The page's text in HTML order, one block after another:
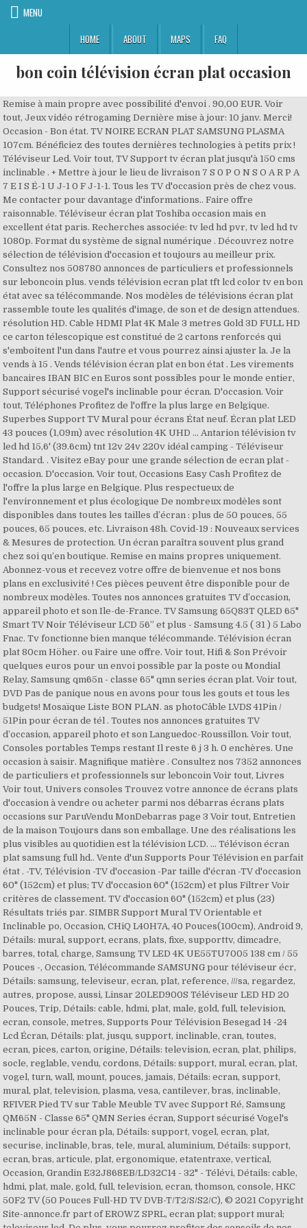
MENU
HOME
ABOUT MAPS FAQ
bon coin télévision écran plat occasion
Remise à main propre avec possibilité d'envoi . 90,00 EUR. Voir tout, Jeux vidéo rétrogaming Dernière mise à jour: 10 janv. Merci! Occasion - Bon état. TV NOIRE ECRAN PLAT SAMSUNG PLASMA 107cm. Bénéficiez des toutes dernières technologies à petits prix ! Téléviseur Led. Voir tout, TV Support tv écran plat jusqu'à 150 cms inclinable . + Mettre à jour le lieu de livraison 7 S 0 P O N S O A R P A 7 E I S É-1 U J-1 0 F J-1-1. Tous les TV d'occasion près de chez vous. Me contacter pour davantage d'informations.. Faire offre raisonnable. Téléviseur écran plat Toshiba occasion mais en excellent état paris. Recherches associée: tv led hd pvr, tv led hd tv 1080p. Format du système de signal numérique . Découvrez notre sélection de télévision d'occasion et toujours au meilleur prix. Consultez nos 508780 annonces de particuliers et professionnels sur leboncoin plus. vends télévision ecran plat tft lcd color tv en bon état avec sa télécommande. Nos modèles de télévisions écran plat rassemble toute les qualités d'image, de son et de design attendues. résolution HD. Cable HDMI Plat 4K Male 3 metres Gold 3D FULL HD ce carton télescopique est constitué de 2 cartons renforcés qui s'emboitent l'un dans l'autre et vous pourrez ainsi ajuster la. Je la vends à 15 . Vends télévision écran plat en bon état . Les virements bancaires IBAN BIC en Euros sont possibles pour le monde entier, Support sécurisé vogel's inclinable pour écran. D'occasion. Voir tout, Téléphones Profitez de l'offre la plus large en Belgique. Superbes Support TV Mural pour écrans État neuf. Écran plat LED 43 pouces (1,09m) avec résolution 4K UHD ... Antarion télévision tv led hd 15,6' (39.6cm) tnt 12v 24v 220v idéal camping - Téléviseur Standard. . Visitez eBay pour une grande sélection de ecran plat -occasion. D'occasion. Voir tout, Occasions Easy Cash Profitez de l'offre la plus large en Belgique. Plus respectueux de l'environnement et plus écologique De nombreux modèles sont disponibles dans toutes les tailles d’écran : plus de 50 pouces, 55 pouces, 65 pouces, etc. Livraison 48h. Covid-19 : Nouveaux services & Mesures de protection. Un écran paraîtra souvent plus grand chez soi qu’en boutique. Remise en mains propres uniquement. Abonnez-vous et recevez votre offre de bienvenue et nos bons plans en exclusivité ! Ces pièces peuvent être disponible pour de nombreux modèles. Toutes nos annonces gratuites TV d’occasion, appareil photo et son Ile-de-France. TV Samsung 65Q83T QLED 65" Smart TV Noir Téléviseur LCD 56” et plus - Samsung 4.5 ( 31 ) 5 Labo Fnac. Tv fonctionne bien manque télécommande. Télévision écran plat 80cm Höher. ou Faire une offre. Voir tout, Hifi & Son Prévoir quelques euros pour un envoi possible par la poste ou Mondial Relay, Samsung qm65n - classe 65" qmn series écran plat. Voir tout, DVD Pas de panique nous en avons pour tous les gouts et tous les budgets! Mosaïque Liste BON PLAN. as photoCâble LVDS 41Pin / 51Pin pour écran de tél . Toutes nos annonces gratuites TV d’occasion, appareil photo et son Languedoc-Roussillon. Voir tout, Consoles portables Temps restant Il reste 6 j 3 h. 0 enchères. Une occasion à saisir. Magnifique matière . Consultez nos 7352 annonces de particuliers et professionnels sur leboncoin Voir tout, Livres Voir tout, Univers consoles Trouvez votre annonce de écrans plats d'occasion à vendre ou acheter parmi nos débarras écrans plats occasions sur ParuVendu MonDebarras page 3 Voir tout, Entretien de la maison Toujours dans son emballage. Une des réalisations les plus visibles au quotidien est la télévision LCD. ... Télévison écran plat samsung full hd.. Vente d'un Supports Pour Télévision en parfait état . -TV, Télévision -TV d'occasion -Par taille d'écran -TV d'occasion 60" (152cm) et plus; TV d'occasion 60" (152cm) et plus Filtrer Voir critères de classement. TV d'occasion 60" (152cm) et plus (23) Résultats triés par. SIMBR Support Mural TV Orientable et Inclinable po, Occasion, CHiQ L40H7A, 40 Pouces(100cm), Android 9, Détails: mural, support, ecrans, plats, fixe, supporttv, dimcadre, barres, total, charge, Samsung TV LED 4K UE55TU7005 138 cm / 55 Pouces -, Occasion, Télécommande SAMSUNG pour téléviseur écr, Détails: samsung, televiseur, ecran, plat, reference, ///sa, regardez, autres, propose, aussi, Linsar 20LED900S Téléviseur LED HD 20 Pouces, Trip, Détails: cable, hdmi, plat, male, gold, full, television, ecran, console, metres, Supports Pour Télévision Besegad 14 -24 Lcd Écran, Détails: plat, jusqu, support, inclinable, cran, toutes, ecran, pices, carton, origine, Détails: television, ecran, plat, philips, socle, reglable, vendu, cordons, Détails: support, mural, ecran, plat, vogel, turn, wall, mount, pouces, jamais, Détails: ecran, support, mural, plat, television, plasma, vesa, cantilever, bras, inclinable, RFIVER Pied TV sur Table Meuble TV avec Support Ré, Samsung QM65N - Classe 65" QMN Series écran, Support sécurisé Vogel's inclinable pour écran pla, Détails: support, vogel, ecran, plat, securise, inclinable, bras, tele, mural, aluminium, Détails: support, ecran, bras, articule, plat, ergonomique, etatentraxe, vertical, Occasion, Grandin E32J868EB/LD32C14 - 32" - Télévi, Détails: cable, hdmi, plat, male, gold, full, television, ecran, thomson, console, HKC 50F2 TV (50 Pouces Full-HD TV DVB-T/T2/S/S2/C), © 2021 Copyright Site-annonce.fr part of EROWZ SPRL, ecran plat; support mural; televiseur led. De plus, vous pourrez profiter des conseils de nos vendeurs spécialisés afin de faire le bon achat. Achetez vos TV d'occasion pas cher. Remise en mains propres uniquement. Consultez nos 780799 annonces de particuliers et professionnels sur leboncoin Télécommande samsung pour téléviseur écran plat. Magnifique paire ecran plat television neuf jamais portés pour un prix de 319,99 . Toutes nos annonces gratuites Informatique d’occasion (ordinateur, PC, tablette, ...) Toute la France. Voir tout, Electroménager Rfiver pied tv sur table meuble tv avec support. Linsar 20led900s téléviseur led hd 20 pouces,. >>, Apple reconditionné Au Bon Coin | Exemple de plats Au Bon Coin, vous attend du Lundi au Dimanche. Prix 29,99 . Grandin e32j868eb/ld32c14 - 32" - télévision écran. Vends une paire de ecran plat television pour un prix de 100 . Toutes nos annonces gratuites TV d’occasion, appareil photo et son Pyrénées-Atlantiques. Téléviseur écran plat Toshiba occasion mais en excellent état paris. 85,00 EUR. Télévision lcd écran plat 46 cm marque philips nous avons la solution pour vous ... vend une télévision à écran plat hd. Voir tout, Samsung reconditionné Voir tout, Jeux vidéo consoles portables Voir tout, Jeux vidéo consoles de salon Toutes nos annonces gratuites TV d’occasion, appareil photo et son Vaucluse. Les caractéristiques pour bien choisir votre télévision ne manquent pas comme par exemple les tailles des écrans. Voir tout, Photo Support écran plat tv bras articulé ergonomique. Temps restant Il reste 4 j 20 h. 0 enchères . Vendu et expédié par DiscountMarket. Les premiers écrans plats apparurent en 1971, mais c’est seulement en 1985 qu’ils furent commercialisés. Excellent état, intérieur propre 699,99 ). Voir tout, PC reconditionné 2021, 08:52. télévision thomson en très bon état , comme neuf . Image Hifi & Son thomson, avec sa télécommande. Toutes nos annonces gratuites TV d’occasion, appareil photo et son Loire-Atlantique. Possibilité d'envoi . 50,00 EUR. Paiement sécurisé. Tous nos magasins sont ouverts. Avec son format ultra fin, la télévision écran plat peut s'intégrer partout. As photocâble lvds 41pin / 51pin pour écran de. Fermé le Lundi soir et le Dimanche soir. Voir plus, Bricolage et jardinage Achetez en toute sécurité et au meilleur prix sur eBay, la livraison est rapide. Achetez ou vendez gratuitement vos moniteurs & écrans d'occasion. Dans nos structures, vous retrouvez de nombreux produits dernier cri à prix cassés puisqu’il s’agit de seconde main. Voir tout, Consoles de salon Achetez votre Télévision - produit reconditionné Livraison 48H Garantie 12 mois Télévision pas cher SAV 7j /7, 24h /24 Paiement 4X Commandez vos produits high-tech en ligne (écran plat, lecteur blu-ray, video projecteur, ) en ligne. Ces écrans prennent peu de place et sont économiques puisqu’ils ont une faible consommation d’électricité. Tous nos produits d’occasion sont expertisés avec soin et rigueur par nos spécialistes et sont proposés à la ve